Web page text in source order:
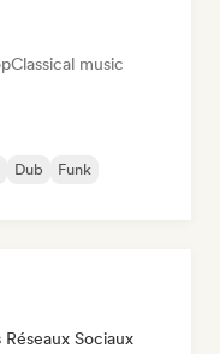
Classical music
Dub
Funk
Sociaux